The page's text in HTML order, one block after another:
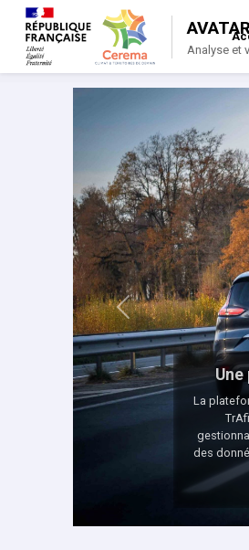
AVATAR
Analyse et
La
des
Previous